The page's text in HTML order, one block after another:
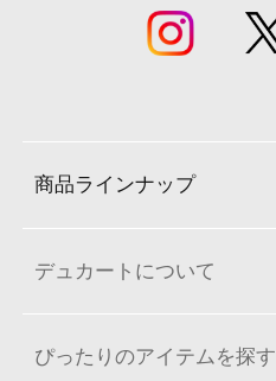
商品ラインナップ
デュカートについて
ぴったりのアイテムを探す